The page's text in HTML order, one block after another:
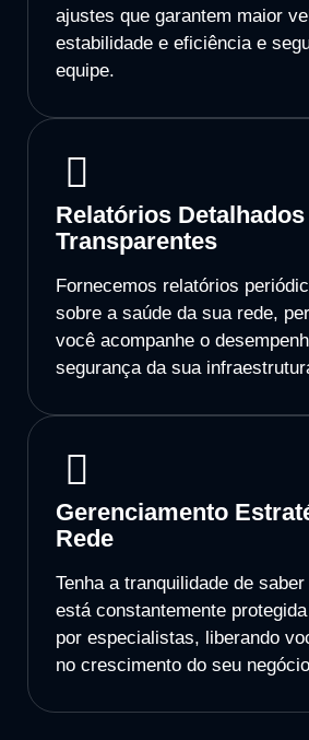
ajustes que garantem maior
estabilidade e eficiência e
equipe.
Relatórios Detalhados
Transparentes
Fornecemos relatórios
sobre a saúde da sua rede,
você acompanhe o
segurança da sua
Gerenciamento
Rede
Tenha a tranquilidade de
está constantemente
por especialistas, liberando
no crescimento do seu